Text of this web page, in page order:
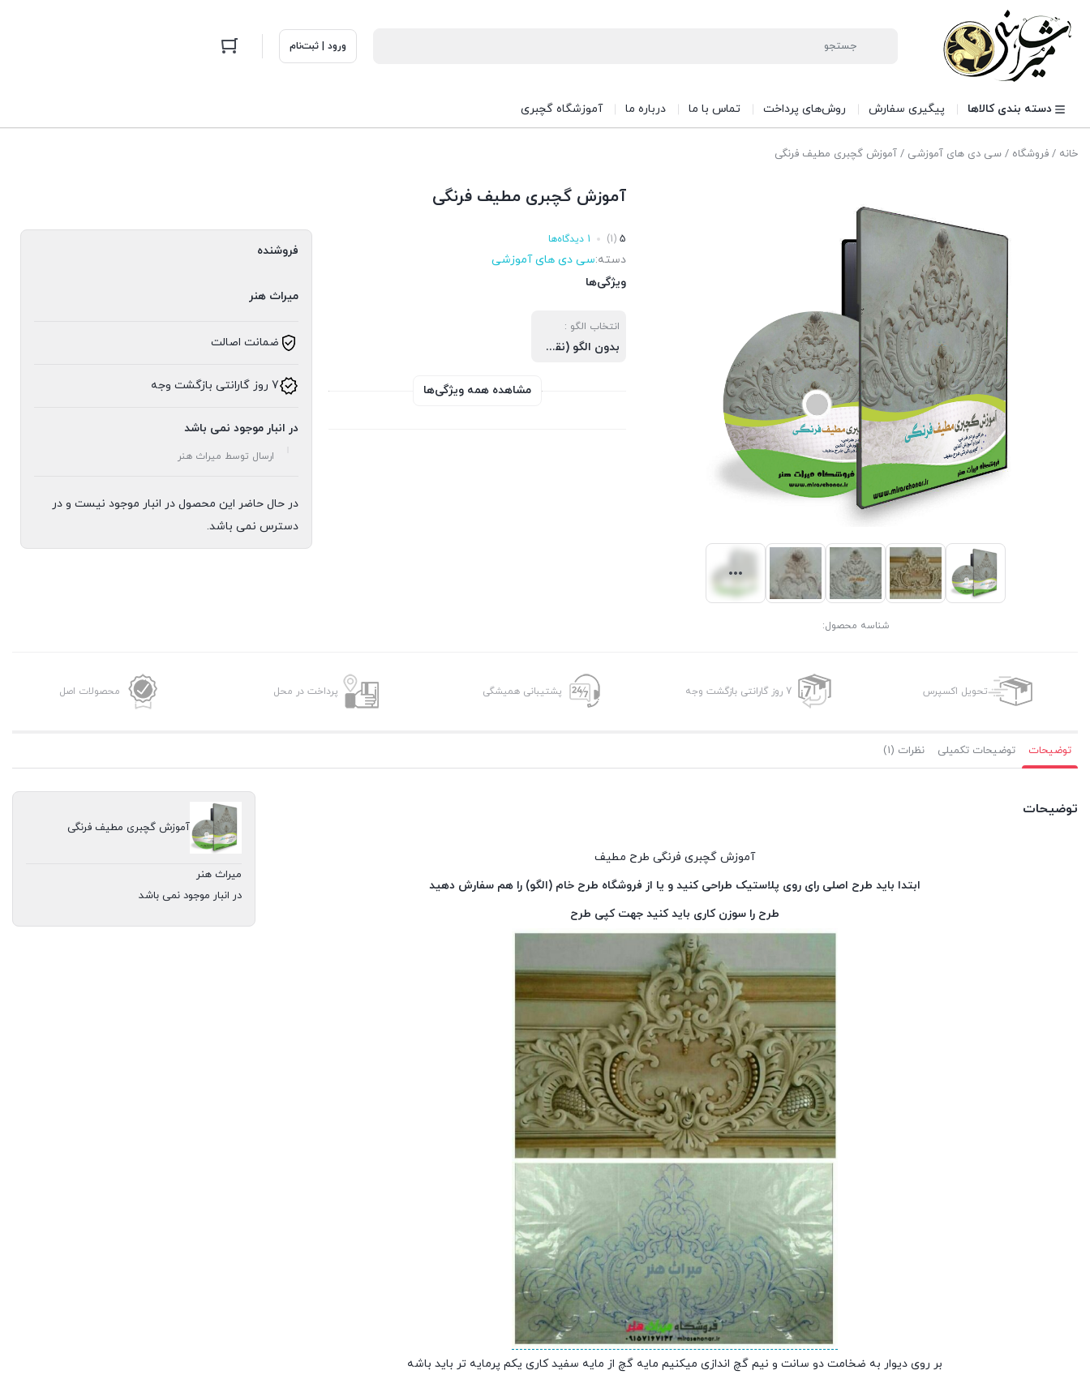
ورود | ثبت‌نام
دسته بندی کالاها پیگیری سفارش روش‌های پرداخت تماس با ما درباره ما آموزشگاه گچبری
خانه / فروشگاه / سی دی های آموزشی / آموزش گچبری مطیف فرنگی
شناسه محصول:
آموزش گچبری مطیف فرنگی
5
(1) 1 دیدگاه‌ها
دسته:سی دی های آموزشی
ویژگی‌ها
انتخاب الگو :
بدون الگو (نقشه خام), به همراه الگو(نقشه خام)
مشاهده همه ویژگی‌ها
فروشنده
میراث هنر
ضمانت اصالت
7 روز گارانتی بازگشت وجه
در انبار موجود نمی باشد
ارسال توسط میراث هنر
در حال حاضر این محصول در انبار موجود نیست و در
دسترس نمی باشد.
تحویل اکسپرس 7 روز گارانتی بازگشت وجه پشتیبانی همیشگی پرداخت در محل محصولات اصل
توضیحات توضیحات تکمیلی نظرات (1)
توضیحات
آموزش گچبری فرنگی طرح مطیف
ابتدا باید طرح اصلی رای روی پلاستیک طراحی کنید و یا از فروشگاه طرح خام (الگو) را هم سفارش دهید
طرح را سوزن کاری باید کنید جهت کپی طرح
بر روی دیوار به ضخامت دو سانت و نیم گچ اندازی میکنیم مایه گچ از مایه سفید کاری یکم پرمایه تر باید باشه
آموزش گچبری مطیف فرنگی
میراث هنر
در انبار موجود نمی باشد